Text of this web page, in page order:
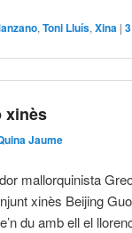
,Toni Lluís,Xina |3
xinès
Jaume
mallorquinista
xinès Beijing
du amb ell el